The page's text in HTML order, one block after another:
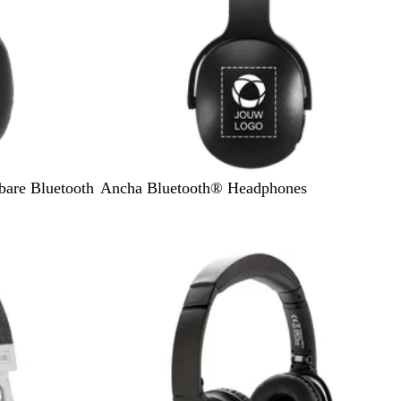
Bluetooth Z
Ancha Bluetooth® Headphones